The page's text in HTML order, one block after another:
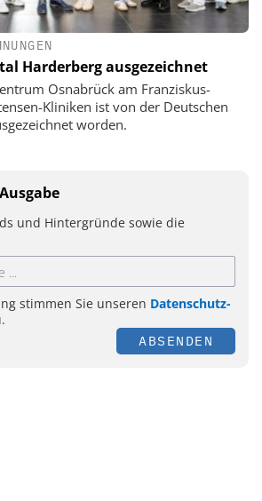
Harderberg ausgezeichnet
Osnabrück am Franziskus-
Kliniken ist von der Deutschen
worden.
und Hintergründe sowie die
stimmen Sie unseren Datenschutz-
ABSENDEN